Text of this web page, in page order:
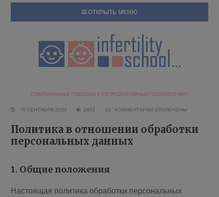
ОТКРЫТЬ МЕНЮ
16 СЕНТЯБРЯ 2020 2803 КОММЕНТАРИИ ОТКЛЮЧЕНЫ
Политика в отношении обработки
персональных данных
1. Общие положения
Настоящая политика обработки персональных